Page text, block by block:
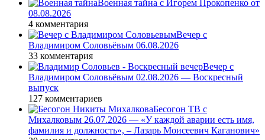
Военная тайна с Игорем Прокопенко от
08.08.2026
4 комментария
Вечер с
Владимиром Соловьёвым 06.08.2026
33 комментария
Вечер с
Владимиром Соловьёвым 02.08.2026 — Воскресный
выпуск
127 комментариев
Бесогон ТВ с
Михалковым 26.07.2026 — «У каждой аварии есть имя,
фамилия и должность», – Лазарь Моисеевич Каганович»